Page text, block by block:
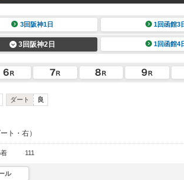
3回阪神1日 1回函館3
3回阪神2日 1回函館4
ダート 良
ート・右）
111
ル